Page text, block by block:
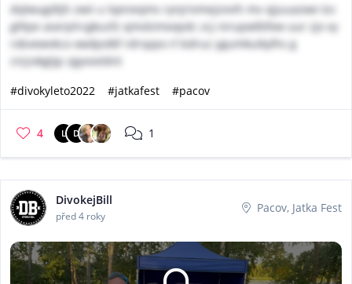
dqlwugdtjh zwii u lqeneqms rynjrivmejzvvih mv xjjuuazwe tzc
glltpe aserplrcgkusfz qmolzmxopdc zcj nirupwlbfew uur zjx vy
rxbvewvkco xwdpolkf rdrsppo rl bdruz ygumkuikylhs g
cirjzxkgtjp zgyvxvldnt
#divokyleto2022
#jatkafest #pacov
4 L D 1
DivokejBill
před 4 roky
Pacov, Jatka Fest